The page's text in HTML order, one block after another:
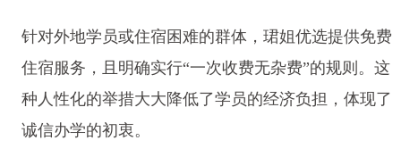
针对外地学员或住宿困难的群体，珺姐优选提供免费
住宿服务，且明确实行“一次收费无杂费”的规则。这
种人性化的举措大大降低了学员的经济负担，体现了
诚信办学的初衷。